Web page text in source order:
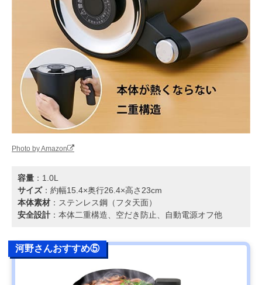
Photo by Amazon
容量 ：1.0L
サイズ：約幅15.4×奥行26.4×高さ23cm
本体素材 ：ステンレス鋼（フタ天面）
安全設計 ：本体二重構造、空だき防止、自動電源オフ他
河野さんおすすめ⑤